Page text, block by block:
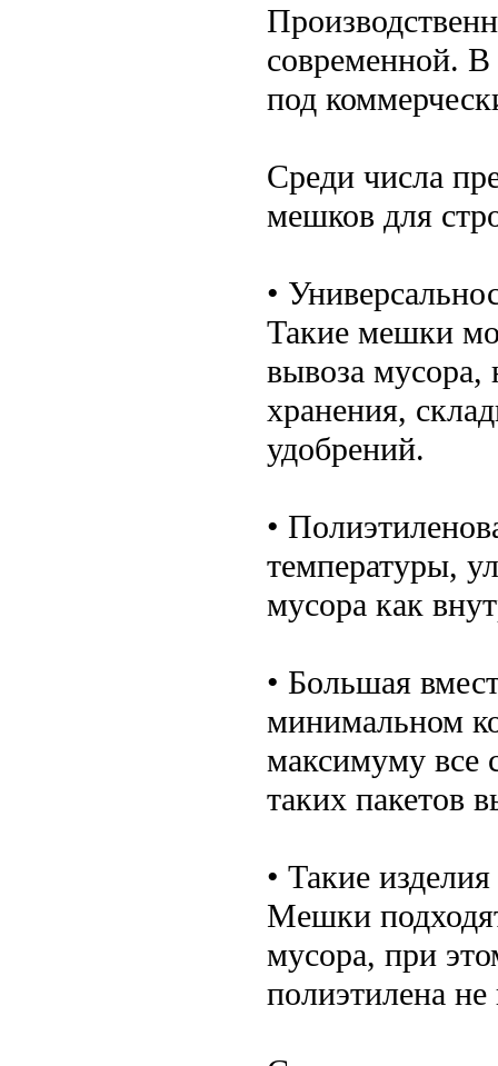
современной. В
под
Среди числа
мешков для
•
Такие мешки
вывоза мусора,
хранения,
удобрений.
•
температуры,
мусора как
• Большая
минимальном
максимуму все
таких пакетов
• Такие
Мешки
мусора, при
полиэтилена